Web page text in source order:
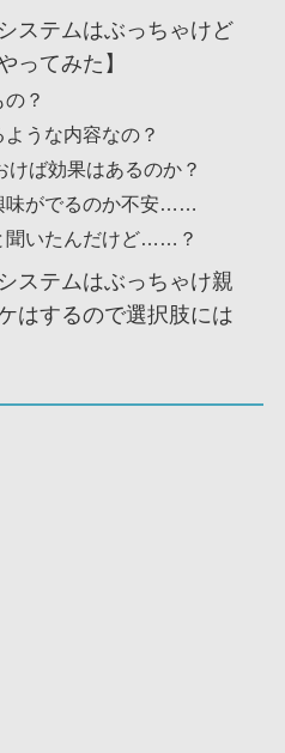
ステムはぶっちゃけど
ってみた】
？
うな内容なの？
けば効果はあるのか？
味がでるのか不安……
聞いたんだけど……？
ステムはぶっちゃけ親
はするので選択肢には